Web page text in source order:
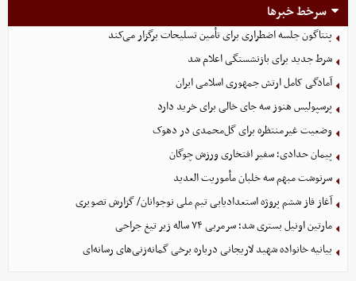
سرخط خبرها
پنتاگون جلسه اضطراری برای تأمین تسلیحات برگزار می‌کند
شرط جدید برای بازنشستگی اعلام شد
آمادگی کامل ارتش جمهوری اسلامی ایران
پرسپولیس هنوز سه جای خالی برای خرید دارد
وضعیت غیرمنتظره برای گل‌محمدی در دهوک
پیمان حدادی؛ سفیر افتخاری ورزش چوگان
سرنوشت مبهم سه خلبان مأموریت العدید
آغاز فاز ششم پروژه استعدادیابی تیم ملی نوجوانان/ گزارش تصویری
مارتین اونیل بستری شد؛ سرمربی ۷۴ ساله زیر تیغ جراحی
بیانیه خانواده شهید لاریجانی درباره برخی گمانه‌زنی‌های رسانه‌ای